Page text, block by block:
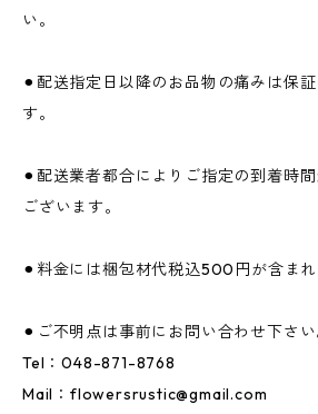
い。
⚫︎配送指定日以降のお品物の痛みは保
す。
⚫︎配送業者都合によりご指定の到着時
ございます。
⚫︎料金には梱包材代税込500円が含まれ
⚫︎ご不明点は事前にお問い合わせ下さい
Tel：048-871-8768
Mail： flowersrustic@gmail.com